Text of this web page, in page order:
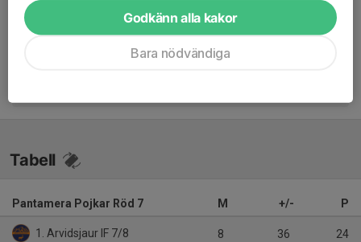
Inget referat skrivet
Tabell
Pantamera Pojkar Röd 7 M +/- P
1. Arvidsjaur IF 7/8 8 36 24
Godkänn alla kakor
Bara nödvändiga